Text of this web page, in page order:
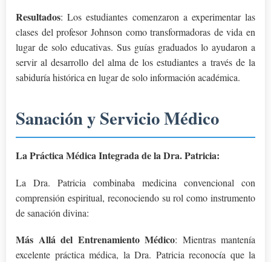
Resultados: Los estudiantes comenzaron a experimentar las
clases del profesor Johnson como transformadoras de vida en
lugar de solo educativas. Sus guías graduados lo ayudaron a
servir al desarrollo del alma de los estudiantes a través de la
sabiduría histórica en lugar de solo información académica.
Sanación y Servicio Médico
La Práctica Médica Integrada de la Dra. Patricia:
La Dra. Patricia combinaba medicina convencional con
comprensión espiritual, reconociendo su rol como instrumento
de sanación divina:
Más Allá del Entrenamiento Médico: Mientras mantenía
excelente práctica médica, la Dra. Patricia reconocía que la